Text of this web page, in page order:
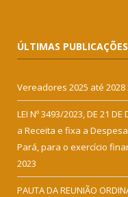
ÚLTIMAS PUBLICAÇÕES
Vereadores 2025 até 2028
LEI Nº 3493/2023, DE 21
a Receita e fixa a
Pará, para o exercício
2023
PAUTA DA REUNIÃO